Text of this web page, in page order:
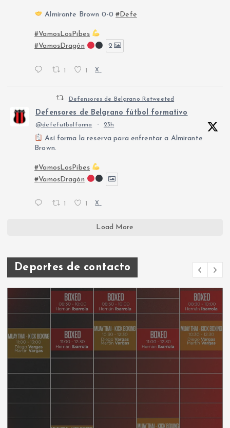
Almirante Brown 0-0#Defe
#VamosLosPibes
#VamosDragón
2
1 1 X
Defensores de Belgrano Retweeted
Defensores de Belgrano fútbol formativo
@defefutbolforma · 23h
Así forma la reserva para enfrentar a Almirante
Brown.
#VamosLosPibes
#VamosDragón
X
Load More
Deportes de contacto